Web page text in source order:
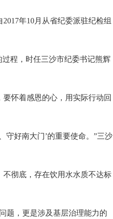
年10月从省纪委派驻纪检组
程，时任三沙市纪委书记熊辉
怀着感恩的心，用实际行动回
好南大门’的重要使命。”三沙
彻底，存在饮用水水质不达标
题，更是涉及基层治理能力的